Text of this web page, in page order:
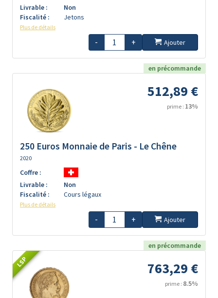
Livrable :
Non
Fiscalité :
Jetons
Plus de détails
- + Ajouter
en précommande
512,89 €
prime : 13%
250 Euros Monnaie de Paris - Le Chêne
2020
Coffre :
Livrable :
Non
Fiscalité :
Cours légaux
Plus de détails
- + Ajouter
en précommande
LSP 763,29 €
prime : 8.5%